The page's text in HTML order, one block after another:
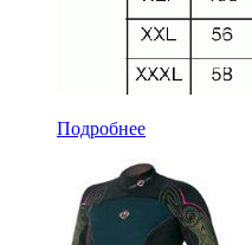
Подробнее